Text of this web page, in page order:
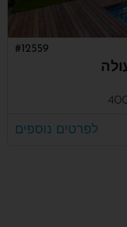
#12559
לפרטים נוספים